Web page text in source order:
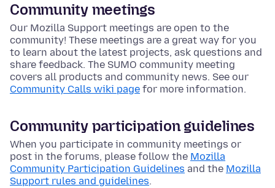
Community meetings
Our Mozilla Support meetings are open to the
community! These meetings are a great way for you
to learn about the latest projects, ask questions and
share feedback. The SUMO community meeting
covers all products and community news. See our
Community Calls wiki page for more information.
Community participation guidelines
When you participate in community meetings or
post in the forums, please follow the Mozilla
Community Participation Guidelines and the Mozilla
Support rules and guidelines.